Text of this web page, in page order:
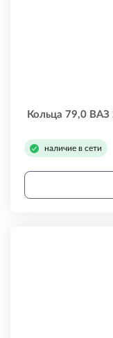
Кольца 79,0
наличие в сети